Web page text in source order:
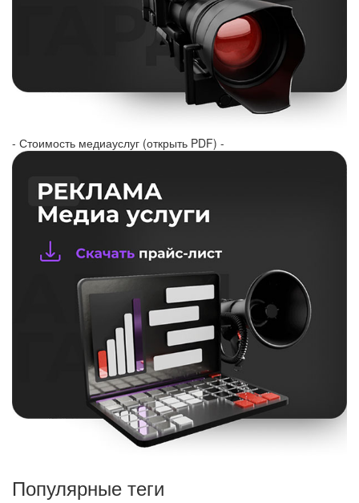
- Стоимость медиауслуг (открыть PDF) -
Популярные теги